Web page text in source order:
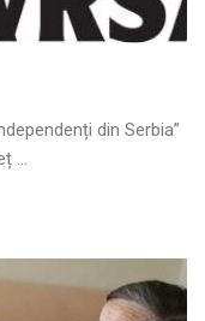
din Serbia”
...